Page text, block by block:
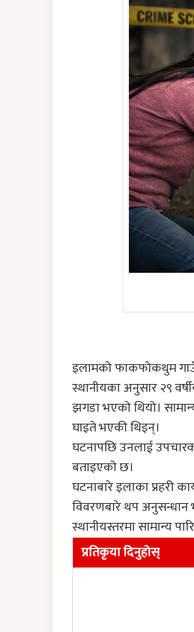
इलामको फाकफोकथुम
स्थानीयका अनुसार २९
झगडा भएको थियो।
घाइते भएकी थिइन्।
घटनापछि उनलाई
बताइएको छ।
घटनाबारे इलाका प्रहरी
विवरणबारे थप अनुसन्धान
स्थानीयस्तरमा सामान्य
प्रतिकृया दिनुहोस्